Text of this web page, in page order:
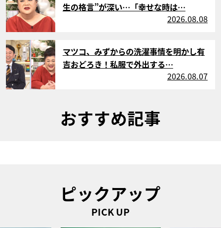
生の格言”が深い…「幸せな時は…
2026.08.08
サムネイル
マツコ、みずからの洗濯事情を明かし有
吉おどろき！私服で外出する…
2026.08.07
おすすめ記事
ピックアップ
PICK UP